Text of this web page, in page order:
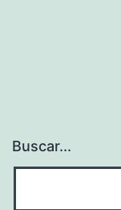
Buscar...